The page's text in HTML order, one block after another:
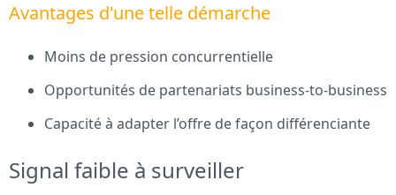
Avantages d'une telle démarche
Moins de pression concurrentielle
Opportunités de partenariats business-to-business
Capacité à adapter l’offre de façon différenciante
Signal faible à surveiller